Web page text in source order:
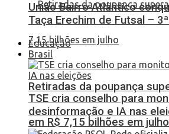
Retiradas da poupança
em R$ 7,15 bilhões em julho
União Bairro Atlântico
Taça Erechim de Futsal –
Educação
Brasil
TSE cria conselho para
desinformação e IA nas